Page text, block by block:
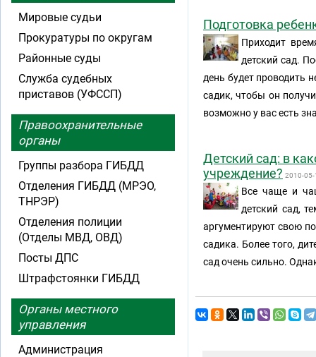
Подготовка
Приходит
детский сад.
день будет проводить
садик, чтобы он
возможно у вас есть
Детский сад: в
учреждение? 2010-05-
Все чаще и
детский сад,
аргументируют свою
садика. Более того,
сад очень сильно.
Мировые судьи
Прокуратуры по округам
Районные суды
Служба судебных
приставов (УФССП)
Правоохранительные
органы
Группы разбора ГИБДД
Отделения ГИБДД (МРЭО,
ТНРЭР)
Отделения полиции
(Отделы МВД, ОВД)
Посты ДПС
Штрафстоянки ГИБДД
Органы местного
управления
Администрация